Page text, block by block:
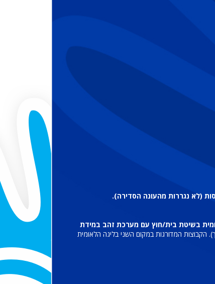
(לא נגררות מהעונה הסדירה).
בליגה הלאומית בשיטת בית/חוץ עם מערכת זהב במידת
המדורגות במקום השני בליגה הלאומית